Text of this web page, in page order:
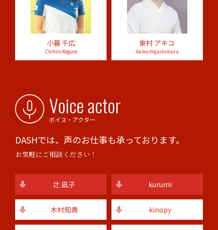
小暮 千広
Chihiro Kogure
東村 アキコ
Akiko Higashimura
Voice actor
ボイス・アクター
DASHでは、声のお仕事も承っております。
お気軽にご相談ください！
辻 凪子 kurumi
木村知貴 kinopy